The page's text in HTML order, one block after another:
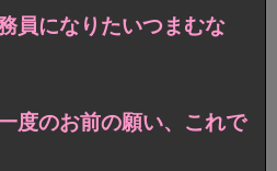
員になりたいつまむな
度のお前の願い、これで